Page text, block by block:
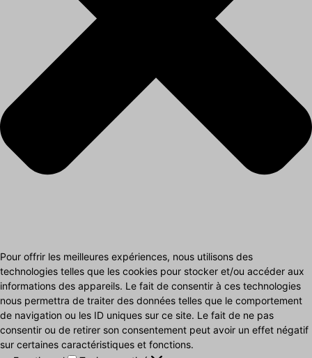
Pour offrir les meilleures expériences, nous utilisons des
technologies telles que les cookies pour stocker et/ou accéder aux
informations des appareils. Le fait de consentir à ces technologies
nous permettra de traiter des données telles que le comportement
de navigation ou les ID uniques sur ce site. Le fait de ne pas
consentir ou de retirer son consentement peut avoir un effet négatif
sur certaines caractéristiques et fonctions.